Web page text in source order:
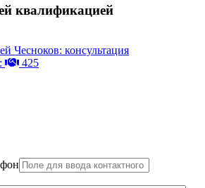
квалификацией
Чесноков: консультация
425